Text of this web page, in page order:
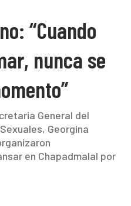
“Cuando
nunca se
General del
Georgina
en Chapadmalal por